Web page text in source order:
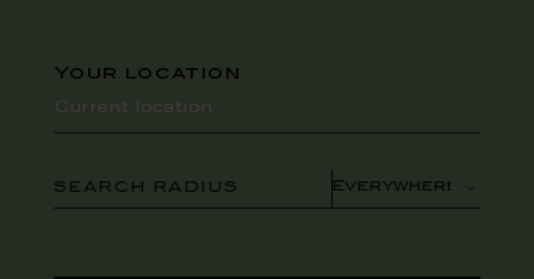
Your location
SEARCH RADIUS